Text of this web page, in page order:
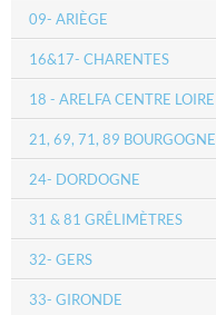
09- ARIÈGE
16&17- CHARENTES
18 - ARELFA CENTRE LOIRE
21, 69, 71, 89 BOURGOGNE
24- DORDOGNE
31 & 81 GRÊLIMÈTRES
32- GERS
33- GIRONDE